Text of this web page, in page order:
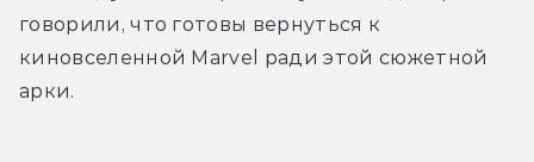
говорили, что готовы вернуться к
киновселенной Marvel ради этой сюжетной
арки.